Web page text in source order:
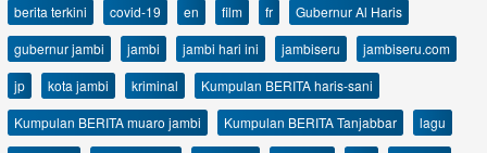
berita terkini
covid-19 en film fr
Gubernur Al Haris
gubernur jambi
jambi jambi hari ini jambiseru
jambiseru.com
jp
kota jambi kriminal
Kumpulan BERITA haris-sani
Kumpulan BERITA muaro jambi
Kumpulan BERITA Tanjabbar
lagu